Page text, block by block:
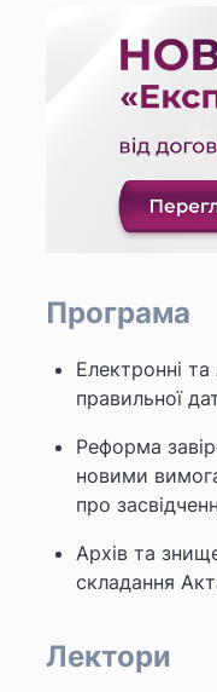
Програма
Електронні
правильної
Реформа
новими
про
Архів та
складання
Лектори